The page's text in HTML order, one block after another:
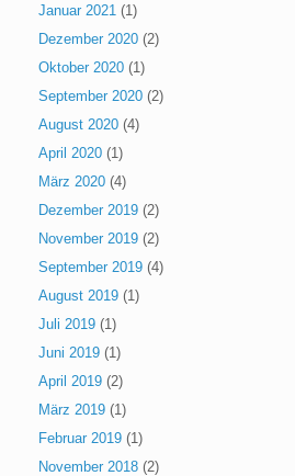
Januar 2021 (1)
Dezember 2020 (2)
Oktober 2020 (1)
September 2020 (2)
August 2020 (4)
April 2020 (1)
März 2020 (4)
Dezember 2019 (2)
November 2019 (2)
September 2019 (4)
August 2019 (1)
Juli 2019 (1)
Juni 2019 (1)
April 2019 (2)
März 2019 (1)
Februar 2019 (1)
November 2018 (2)